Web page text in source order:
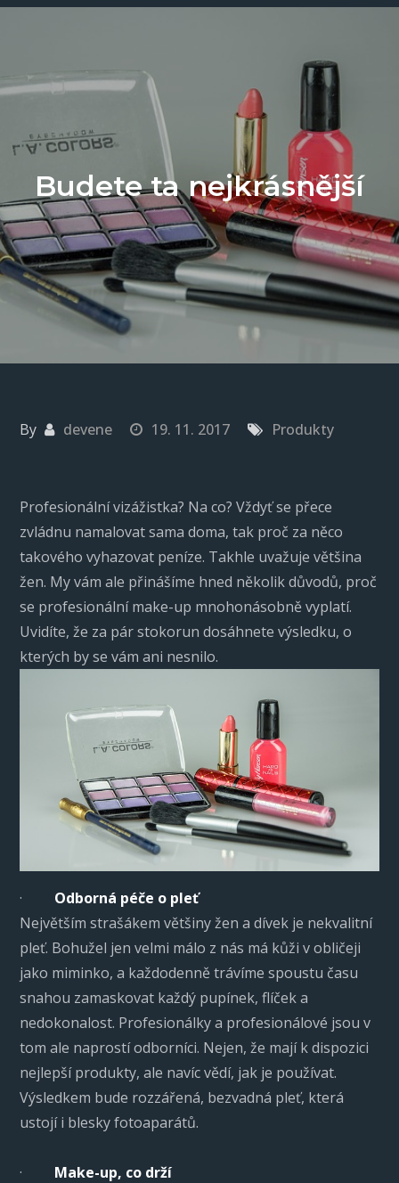
Budete ta nejkrásnější
By devene 19. 11. 2017 Produkty
Profesionální vizážistka? Na co? Vždyť se přece
zvládnu namalovat sama doma, tak proč za něco
takového vyhazovat peníze. Takhle uvažuje většina
žen. My vám ale přinášíme hned několik důvodů, proč
se profesionální make-up mnohonásobně vyplatí.
Uvidíte, že za pár stokorun dosáhnete výsledku, o
kterých by se vám ani nesnilo.
· Odborná péče o pleť
Největším strašákem většiny žen a dívek je nekvalitní
pleť. Bohužel jen velmi málo z nás má kůži v obličeji
jako miminko, a každodenně trávíme spoustu času
snahou zamaskovat každý pupínek, flíček a
nedokonalost. Profesionálky a profesionálové jsou v
tom ale naprostí odborníci. Nejen, že mají k dispozici
nejlepší produkty, ale navíc vědí, jak je používat.
Výsledkem bude rozzářená, bezvadná pleť, která
ustojí i blesky fotoaparátů.
· Make-up, co drží